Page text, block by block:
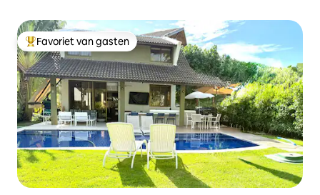
Topfavoriet van gasten
Favoriet van gasten